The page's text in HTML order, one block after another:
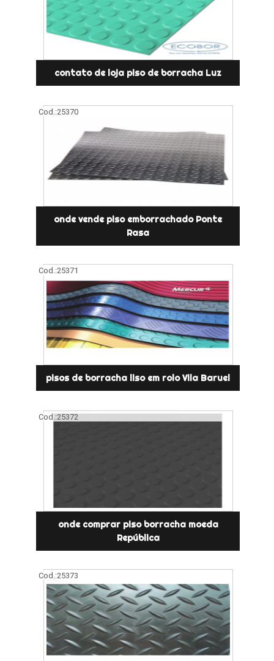
contato de loja piso de borracha Luz
Cod.:25370
onde vende piso emborrachado Ponte
Rasa
Cod.:25371
pisos de borracha liso em rolo Vila Baruel
Cod.:25372
onde comprar piso borracha moeda
República
Cod.:25373